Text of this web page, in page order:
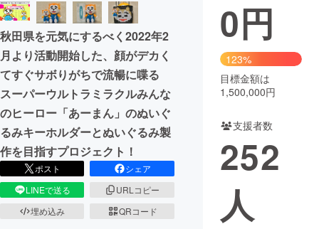
まちづくり・地域活性化
CAMPFIRE for Social Good
CAMPFIRE Creation
CAMPFIREふるさと納税
コミュニティ
秋田県を元気にするべく2022年2
月より活動開始した、顔がデカく
てすぐサボりがちで流暢に喋る
スーパーウルトラミラクルみんな
のヒーロー「あーまん」のぬいぐ
るみキーホルダーとぬいぐるみ製
作を目指すプロジェクト！
ポスト
シェア
LINEで送る
URLコピー
埋め込み
QRコード
0円
123%
目標金額は
1,500,000円
支援者数
252
人